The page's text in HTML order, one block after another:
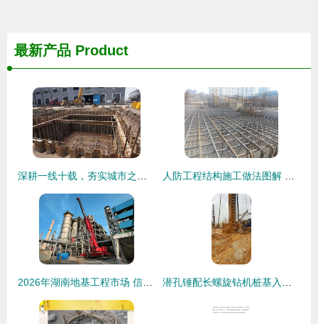
最新产品 Product
深耕一线十载，夯实城市之基——记汕头市钢板桩工程队十年施工纪实 人防工程结构施工做法图解 全套人防工程必备基础知识——地基与基础工程的施工
2026年湖南地基工程市场 信誉与实力俱佳的热门服务商综合推荐 潜孔锤配长螺旋钻机桩基入岩施工技术详解及设备赏析